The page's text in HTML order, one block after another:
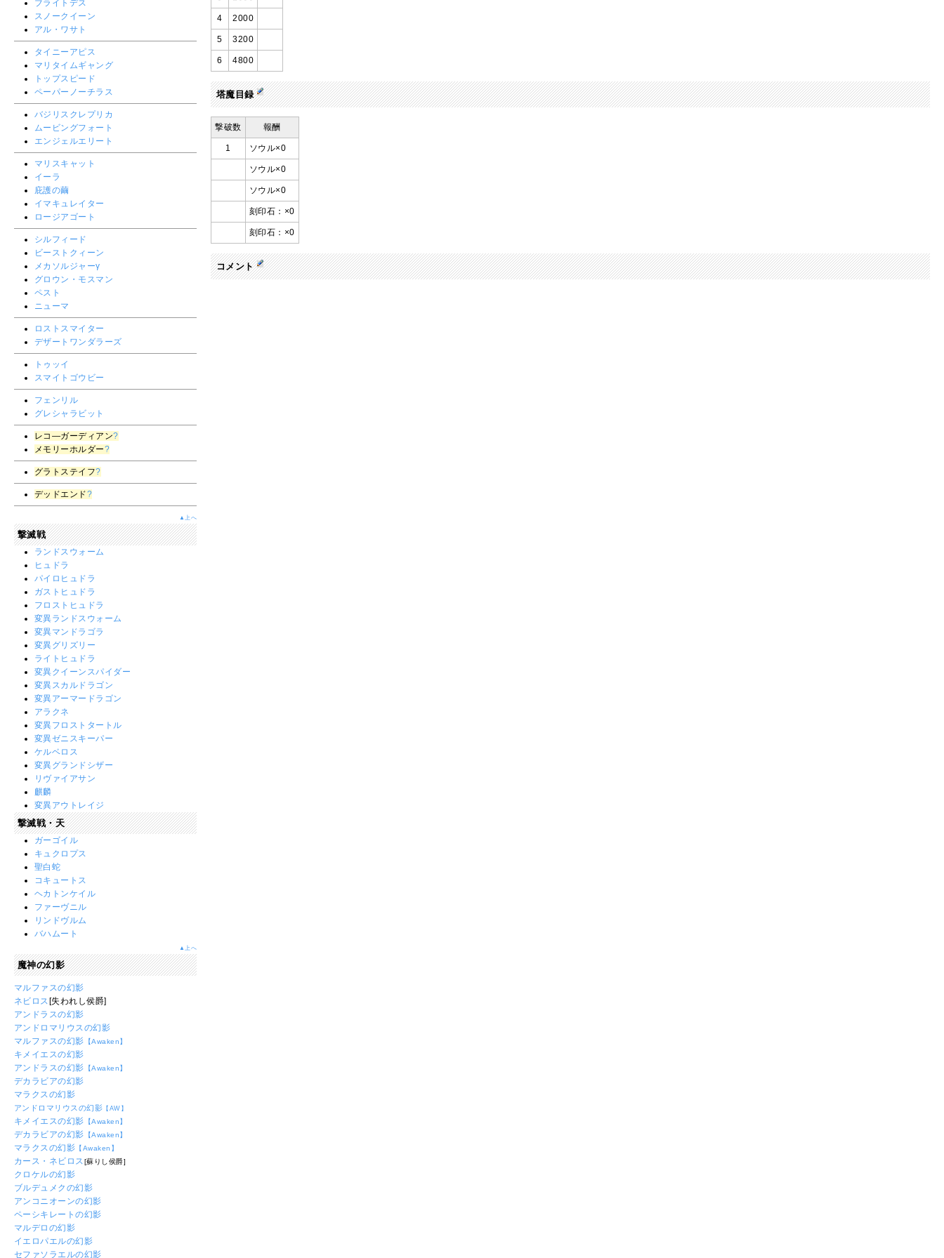
4 2000
5 3200
6 4800
塔魔目録
撃破数 報酬
1 ソウル×0
ソウル×0
ソウル×0
刻印石：×0
刻印石：×0
コメント
ブライトデス
スノークイーン
アル・ワサト
タイニーアピス
マリタイムギャング
トップスピード
ペーパーノーチラス
バジリスクレプリカ
ムービングフォート
エンジェルエリート
マリスキャット
イーラ
庇護の繭
イマキュレイター
ロージアゴート
シルフィード
ビーストクィーン
メカソルジャーγ
グロウン・モスマン
ペスト
ニューマ
ロストスマイター
デザートワンダラーズ
トゥッイ
スマイトゴウビー
フェンリル
グレシャラビット
レコ―ガーディアン?
メモリーホルダー?
グラトステイフ?
デッドエンド?
▲上へ
撃滅戦
ランドスウォーム
ヒュドラ
パイロヒュドラ
ガストヒュドラ
フロストヒュドラ
変異ランドスウォーム
変異マンドラゴラ
変異グリズリー
ライトヒュドラ
変異クイーンスパイダー
変異スカルドラゴン
変異アーマードラゴン
アラクネ
変異フロストタートル
変異ゼニスキーパー
ケルベロス
変異グランドシザー
リヴァイアサン
麒麟
変異アウトレイジ
撃滅戦・天
ガーゴイル
キュクロプス
聖白蛇
コキュートス
ヘカトンケイル
ファーヴニル
リンドヴルム
バハムート
▲上へ
魔神の幻影
マルファスの幻影
ネビロス [失われし侯爵]
アンドラスの幻影
アンドロマリウスの幻影
マルファスの幻影 【Awaken】
キメイエスの幻影
アンドラスの幻影 【Awaken】
デカラビアの幻影
マラクスの幻影
アンドロマリウスの幻影 【AW】
キメイエスの幻影 【Awaken】
デカラビアの幻影 【Awaken】
マラクスの幻影 【Awaken】
カース・ネビロス[蘇りし侯爵]
クロケルの幻影
ブルデュメクの幻影
アンコニオーンの幻影
ペーシキレートの幻影
マルデロの幻影
イエロパエルの幻影
セファソラエルの幻影